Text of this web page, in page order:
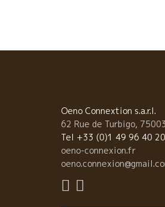
Oeno Connextion s.a.r.l.
62 Rue de Turbigo,
Tel +33 (0)1 49 96 40 20
oeno-connexion.fr